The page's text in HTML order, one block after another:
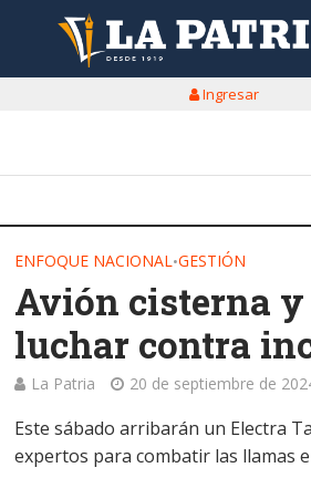
Ingresar
ENFOQUE NACIONAL•GESTIÓN
Avión cisterna
luchar contra
La Patria 20 de septiembre de
Este sábado arribarán un Electra
expertos para combatir las llamas